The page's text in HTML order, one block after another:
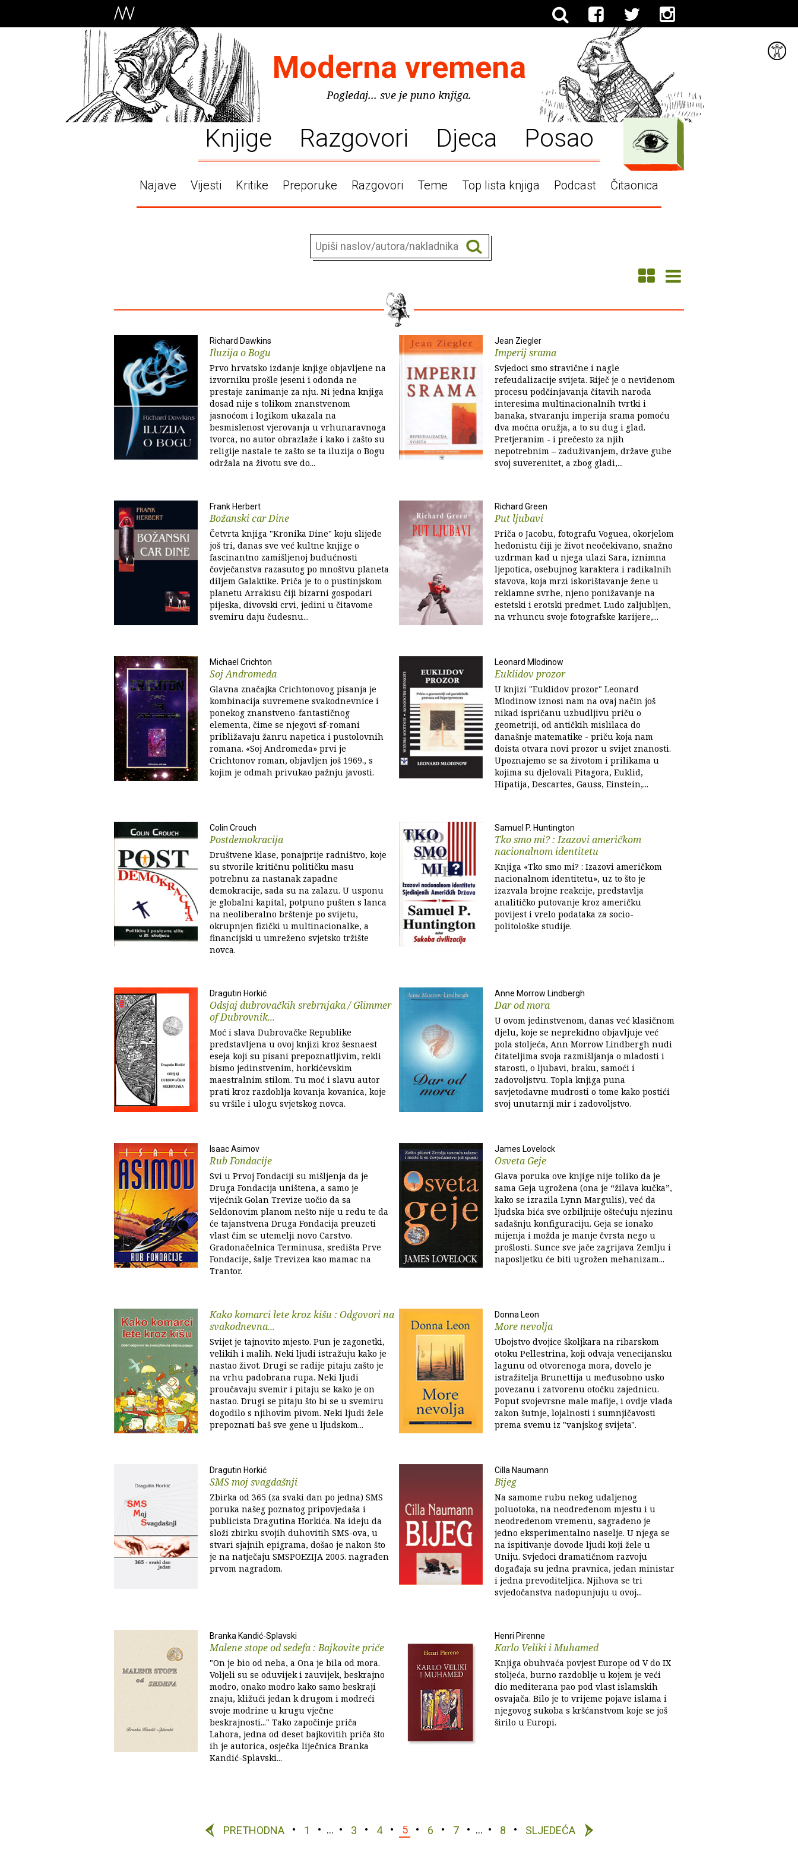
Moderna vremena
Pogledaj... sve je puno knjiga.
Knjige Razgovori Djeca Posao
Najave Vijesti Kritike Preporuke Razgovori Teme Top lista knjiga Podcast Čitaonica
Richard Dawkins
Iluzija o Bogu
Prvo hrvatsko izdanje knjige objavljene na
izvorniku prošle jeseni i odonda ne
prestaje zanimanje za nju. Ni jedna knjiga
dosad nije s tolikom znanstvenom
jasnoćom i logikom ukazala na
besmislenost vjerovanja u vrhunaravnoga
tvorca, no autor obrazlaže i kako i zašto su
religije nastale te zašto se ta iluzija o Bogu
održala na životu sve do...
Jean Ziegler
Imperij srama
Svjedoci smo stravične i nagle
refeudalizacije svijeta. Riječ je o neviđenom
procesu podčinjavanja čitavih naroda
interesima multinacionalnih tvrtki i
banaka, stvaranju imperija srama pomoću
dva moćna oružja, a to su dug i glad.
Pretjeranim - i prečesto za njih
nepotrebnim – zaduživanjem, države gube
svoj suverenitet, a zbog gladi,...
Frank Herbert
Božanski car Dine
Četvrta knjiga "Kronika Dine" koju slijede
još tri, danas sve već kultne knjige o
fascinantno zamišljenoj budućnosti
čovječanstva razasutog po mnoštvu planeta
diljem Galaktike. Priča je to o pustinjskom
planetu Arrakisu čiji bizarni gospodari
pijeska, divovski crvi, jedini u čitavome
svemiru daju čudesnu...
Richard Green
Put ljubavi
Priča o Jacobu, fotografu Voguea, okorjelom
hedonistu čiji je život neočekivano, snažno
uzdrman kad u njega ulazi Sara, iznimna
ljepotica, osebujnog karaktera i radikalnih
stavova, koja mrzi iskorištavanje žene u
reklamne svrhe, njeno ponižavanje na
estetski i erotski predmet. Ludo zaljubljen,
na vrhuncu svoje fotografske karijere,...
Michael Crichton
Soj Andromeda
Glavna značajka Crichtonovog pisanja je
kombinacija suvremene svakodnevnice i
ponekog znanstveno-fantastičnog
elementa, čime se njegovi sf-romani
približavaju žanru napetica i pustolovnih
romana. «Soj Andromeda» prvi je
Crichtonov roman, objavljen još 1969., s
kojim je odmah privukao pažnju javosti.
Leonard Mlodinow
Euklidov prozor
U knjizi "Euklidov prozor" Leonard
Mlodinow iznosi nam na ovaj način još
nikad ispričanu uzbudljivu priču o
geometriji, od antičkih mislilaca do
današnje matematike - priču koja nam
doista otvara novi prozor u svijet znanosti.
Upoznajemo se sa životom i prilikama u
kojima su djelovali Pitagora, Euklid,
Hipatija, Descartes, Gauss, Einstein,...
Colin Crouch
Postdemokracija
Društvene klase, ponajprije radništvo, koje
su stvorile kritičnu političku masu
potrebnu za nastanak zapadne
demokracije, sada su na zalazu. U usponu
je globalni kapital, potpuno pušten s lanca
na neoliberalno brštenje po svijetu,
okrupnjen fizički u multinacionalke, a
financijski u umreženo svjetsko tržište
novca.
Samuel P. Huntington
Tko smo mi? : Izazovi američkom
nacionalnom identitetu
Knjiga «Tko smo mi? : Izazovi američkom
nacionalnom identitetu», uz to što je
izazvala brojne reakcije, predstavlja
analitičko putovanje kroz američku
povijest i vrelo podataka za socio-
politološke studije.
Dragutin Horkić
Odsjaj dubrovačkih srebrnjaka / Glimmer
of Dubrovnik...
Moć i slava Dubrovačke Republike
predstavljena u ovoj knjizi kroz šesnaest
eseja koji su pisani prepoznatljivim, rekli
bismo jedinstvenim, horkićevskim
maestralnim stilom. Tu moć i slavu autor
prati kroz razdoblja kovanja kovanica, koje
su vršile i ulogu svjetskog novca.
Anne Morrow Lindbergh
Dar od mora
U ovom jedinstvenom, danas već klasičnom
djelu, koje se neprekidno objavljuje već
pola stoljeća, Ann Morrow Lindbergh nudi
čitateljima svoja razmišljanja o mladosti i
starosti, o ljubavi, braku, samoći i
zadovoljstvu. Topla knjiga puna
savjetodavne mudrosti o tome kako postići
svoj unutarnji mir i zadovoljstvo.
Isaac Asimov
Rub Fondacije
Svi u Prvoj Fondaciji su mišljenja da je
Druga Fondacija uništena, a samo je
vijećnik Golan Trevize uočio da sa
Seldonovim planom nešto nije u redu te da
će tajanstvena Druga Fondacija preuzeti
vlast čim se utemelji novo Carstvo.
Gradonačelnica Terminusa, središta Prve
Fondacije, šalje Trevizea kao mamac na
Trantor.
James Lovelock
Osveta Geje
Glava poruka ove knjige nije toliko da je
sama Geja ugrožena (ona je “žilava kučka”,
kako se izrazila Lynn Margulis), već da
ljudska bića sve ozbiljnije oštećuju njezinu
sadašnju konfiguraciju. Geja se ionako
mijenja i možda je manje čvrsta nego u
prošlosti. Sunce sve jače zagrijava Zemlju i
naposljetku će biti ugrožen mehanizam...
Kako komarci lete kroz kišu : Odgovori na
svakodnevna...
Svijet je tajnovito mjesto. Pun je zagonetki,
velikih i malih. Neki ljudi istražuju kako je
nastao život. Drugi se radije pitaju zašto je
na vrhu padobrana rupa. Neki ljudi
proučavaju svemir i pitaju se kako je on
nastao. Drugi se pitaju što bi se u svemiru
dogodilo s njihovim pivom. Neki ljudi žele
prepoznati baš sve gene u ljudskom...
Donna Leon
More nevolja
Ubojstvo dvojice školjkara na ribarskom
otoku Pellestrina, koji odvaja venecijansku
lagunu od otvorenoga mora, dovelo je
istražitelja Brunettija u međusobno usko
povezanu i zatvorenu otočku zajednicu.
Poput svojevrsne male mafije, i ovdje vlada
zakon šutnje, lojalnosti i sumnjičavosti
prema svemu iz "vanjskog svijeta".
Dragutin Horkić
SMS moj svagdašnji
Zbirka od 365 (za svaki dan po jedna) SMS
poruka našeg poznatog pripovjedaša i
publicista Dragutina Horkića. Na ideju da
složi zbirku svojih duhovitih SMS-ova, u
stvari sjajnih epigrama, došao je nakon što
je na natječaju SMSPOEZIJA 2005. nagrađen
prvom nagradom.
Cilla Naumann
Bijeg
Na samome rubu nekog udaljenog
poluotoka, na neodređenom mjestu i u
neodređenom vremenu, sagrađeno je
jedno eksperimentalno naselje. U njega se
na ispitivanje dovode ljudi koji žele u
Uniju. Svjedoci dramatičnom razvoju
događaja su jedna pravnica, jedan ministar
i jedna prevoditeljica. Njihova se tri
svjedočanstva nadopunjuju u ovoj...
Branka Kandić-Splavski
Malene stope od sedefa : Bajkovite priče
"On je bio od neba, a Ona je bila od mora.
Voljeli su se oduvijek i zauvijek, beskrajno
modro, onako modro kako samo beskraji
znaju, kližući jedan k drugom i modreći
svoje modrine u krugu vječne
beskrajnosti..." Tako započinje priča
Lahora, jedna od deset bajkovitih priča što
ih je autorica, osječka liječnica Branka
Kandić-Splavski...
Henri Pirenne
Karlo Veliki i Muhamed
Knjiga obuhvaća povjest Europe od V do IX
stoljeća, burno razdoblje u kojem je veći
dio mediterana pao pod vlast islamskih
osvajača. Bilo je to vrijeme pojave islama i
njegovog sukoba s kršćanstvom koje se još
širilo u Europi.
PRETHODNA 1 … 3 4 5 6 7 … 8 SLJEDEĆA